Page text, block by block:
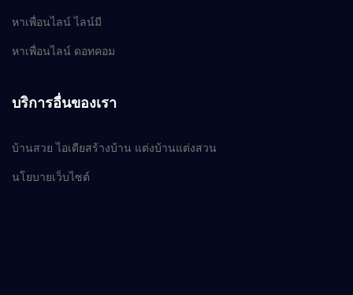
หาเพื่อนไลน์ ไลน์มี
หาเพื่อนไลน์ ดอทคอม
บริการอื่นของเรา
บ้านสวย ไอเดียสร้างบ้าน แต่งบ้านแต่งสวน
นโยบายเว็บไซต์